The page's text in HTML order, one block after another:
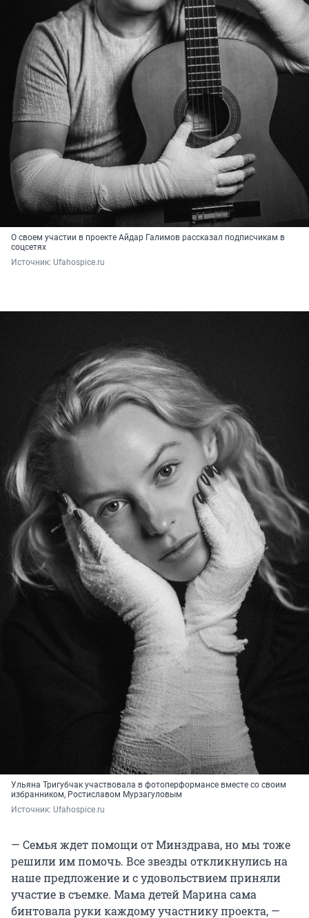
О своем участии в проекте Айдар Галимов рассказал подписчикам в
соцсетях
Источник: Ufahospice.ru
Ульяна Тригубчак участвовала в фотоперформансе вместе со своим
избранником, Ростиславом Мурзагуловым
Источник: Ufahospice.ru
— Семья ждет помощи от Минздрава, но мы тоже
решили им помочь. Все звезды откликнулись на
наше предложение и с удовольствием приняли
участие в съемке. Мама детей Марина сама
бинтовала руки каждому участнику проекта, —